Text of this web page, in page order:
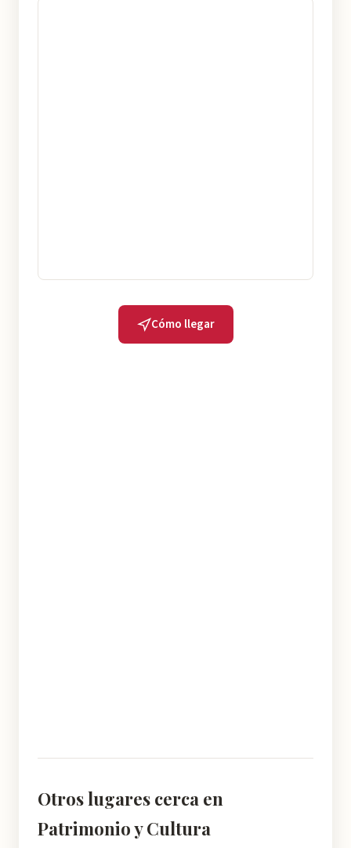
Cómo llegar
Otros lugares cerca en
Patrimonio y Cultura